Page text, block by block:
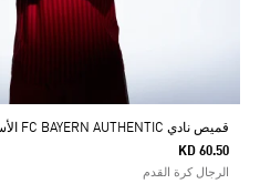
قميص نادي FC BAYERN AUTHENTIC الأساسي لموسم 26/27
KD 60.50
الرجال كرة القدم